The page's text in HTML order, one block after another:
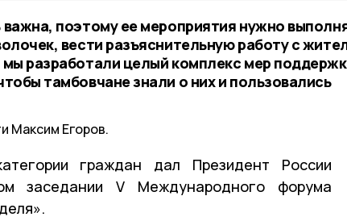
поэтому ее мероприятия нужно
вести разъяснительную работу с
разработали целый комплекс мер
тамбовчане знали о них и пользовались
Максим Егоров.
граждан дал Президент России
заседании V Международного форума